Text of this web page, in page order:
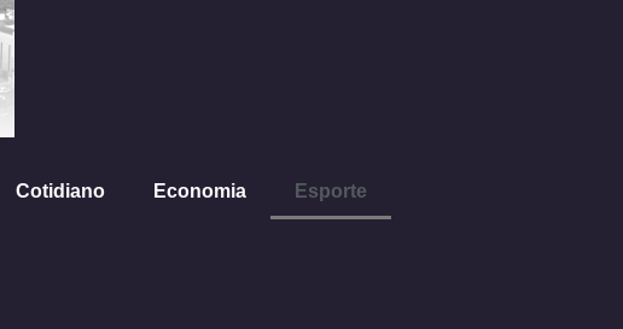
Cotidiano Economia Esporte